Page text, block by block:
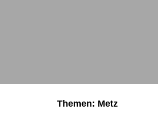
Themen: Metz